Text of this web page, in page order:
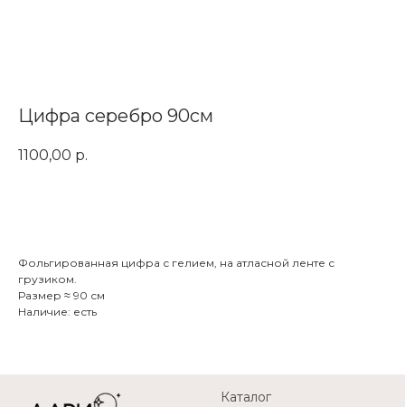
Цифра серебро 90см
1100,00 р.
Фольгированная цифра с гелием, на атласной ленте с
грузиком.
Размер ≈ 90 см
Наличие: есть
Каталог